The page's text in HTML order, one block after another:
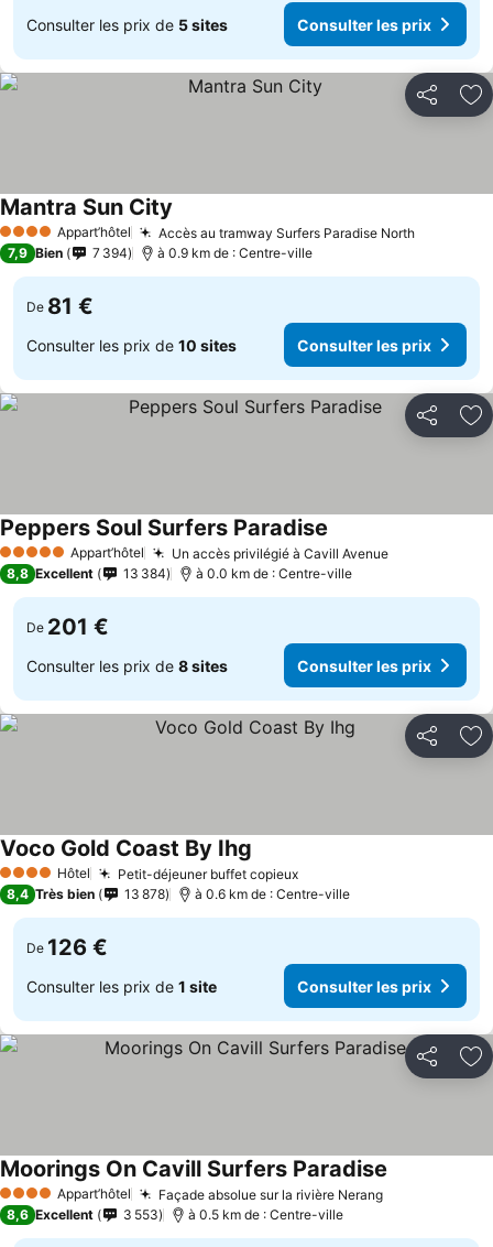
Consulter les prix de 5 sites Consulter les prix
Partager
4 Étoiles Appart’hôtel Accès au tramway Surfers Paradise North
Mantra Sun City
7,9 Bien 7 394 à 0.9 km de : Centre-ville
De 81 €
Consulter les prix de 10 sites Consulter les prix
Partager
5 Étoiles Appart’hôtel Un accès privilégié à Cavill Avenue
Peppers Soul Surfers Paradise
8,8 Excellent 13 384 à 0.0 km de : Centre-ville
De 201 €
Consulter les prix de 8 sites Consulter les prix
Partager
4 Étoiles Hôtel Petit-déjeuner buffet copieux
Voco Gold Coast By Ihg
8,4 Très bien 13 878 à 0.6 km de : Centre-ville
De 126 €
Consulter les prix de 1 site Consulter les prix
Partager
4 Étoiles Appart’hôtel Façade absolue sur la rivière Nerang
Moorings On Cavill Surfers Paradise
8,6 Excellent 3 553 à 0.5 km de : Centre-ville